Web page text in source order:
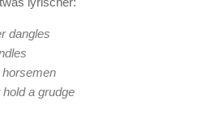
dangles
a grudge